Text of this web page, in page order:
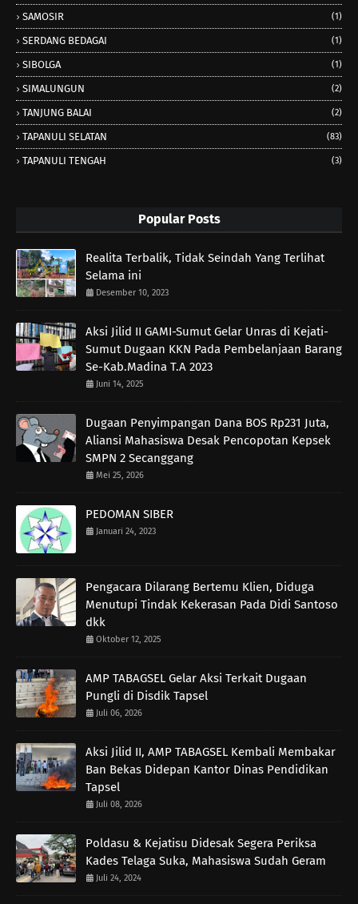
SAMOSIR (1)
SERDANG BEDAGAI (1)
SIBOLGA (1)
SIMALUNGUN (2)
TANJUNG BALAI (2)
TAPANULI SELATAN (83)
TAPANULI TENGAH (3)
Popular Posts
Realita Terbalik, Tidak Seindah Yang Terlihat
Selama ini
Desember 10, 2023
Aksi Jilid II GAMI-Sumut Gelar Unras di Kejati-
Sumut Dugaan KKN Pada Pembelanjaan Barang
Se-Kab.Madina T.A 2023
Juni 14, 2025
Dugaan Penyimpangan Dana BOS Rp231 Juta,
Aliansi Mahasiswa Desak Pencopotan Kepsek
SMPN 2 Secanggang
Mei 25, 2026
PEDOMAN SIBER
Januari 24, 2023
Pengacara Dilarang Bertemu Klien, Diduga
Menutupi Tindak Kekerasan Pada Didi Santoso
dkk
Oktober 12, 2025
AMP TABAGSEL Gelar Aksi Terkait Dugaan
Pungli di Disdik Tapsel
Juli 06, 2026
Aksi Jilid II, AMP TABAGSEL Kembali Membakar
Ban Bekas Didepan Kantor Dinas Pendidikan
Tapsel
Juli 08, 2026
Poldasu & Kejatisu Didesak Segera Periksa
Kades Telaga Suka, Mahasiswa Sudah Geram
Juli 24, 2024